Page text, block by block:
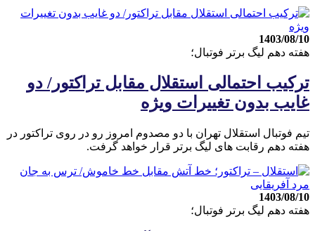
1403/08/10
هفته دهم لیگ برتر فوتبال؛
ترکیب احتمالی استقلال مقابل تراکتور/ دو
غایب بدون تغییرات ویژه
تیم فوتبال استقلال تهران با دو مصدوم امروز رو در روی تراکتور در
هفته دهم رقابت های لیگ برتر قرار خواهد گرفت.
1403/08/10
هفته دهم لیگ برتر فوتبال؛